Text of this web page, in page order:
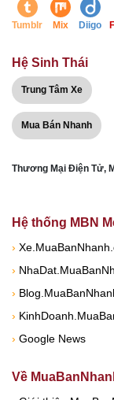
Tumblr Mix Diigo
Hệ Sinh Thái
Trung Tâm Xe
Mua Bán Nhanh
Thương Mại Điện Tử,
Hệ thống MBN
›
›
›
›
› Google News
Về